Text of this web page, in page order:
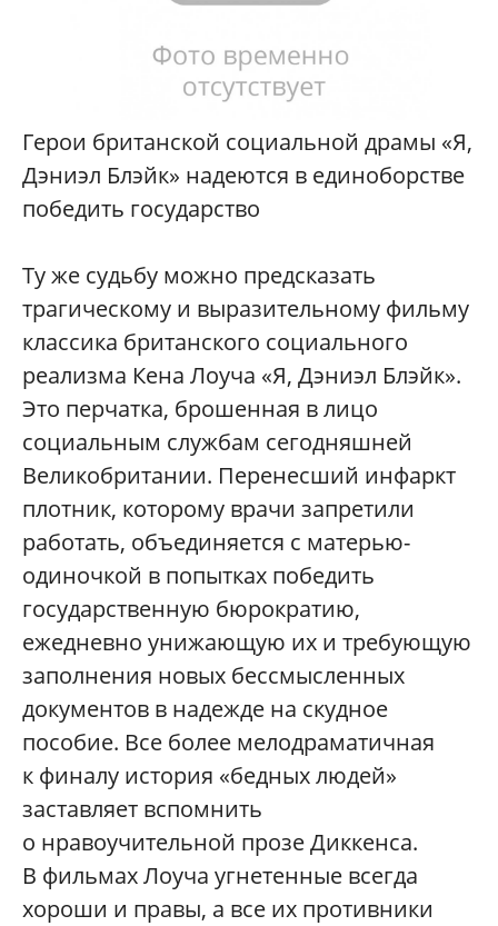
Герои британской социальной драмы «Я,
Дэниэл Блэйк» надеются в единоборстве
победить государство
Ту же судьбу можно предсказать
трагическому и выразительному фильму
классика британского социального
реализма Кена Лоуча «Я, Дэниэл Блэйк».
Это перчатка, брошенная в лицо
социальным службам сегодняшней
Великобритании. Перенесший инфаркт
плотник, которому врачи запретили
работать, объединяется с матерью-
одиночкой в попытках победить
государственную бюрократию,
ежедневно унижающую их и требующую
заполнения новых бессмысленных
документов в надежде на скудное
пособие. Все более мелодраматичная
к финалу история «бедных людей»
заставляет вспомнить
о нравоучительной прозе Диккенса.
В фильмах Лоуча угнетенные всегда
хороши и правы, а все их противники